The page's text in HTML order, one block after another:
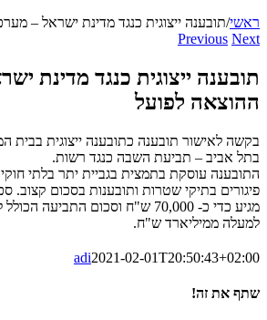
ראשי/תובענה ייצוגית כנגד מדינת ישראל –
Previous Next
תובענה ייצוגית כנגד מדינת
ההוצאה לפועל
בקשה לאישור תובענה כתובענה ייצוגית בבית
בתל אביב – תביעת השבה כנגד רשות.
התובענה עוסקת בתמצית בגביית יתר בלתי
פיגורים בתיקי שטרות ותובענות בסכום קצוב.
מגיע כדי כ- 70,000 ש"ח וסכום
למעלה ממיליארד ש"ח.
adi2021-02-01T20:50:43+02:00
שתף את זה!